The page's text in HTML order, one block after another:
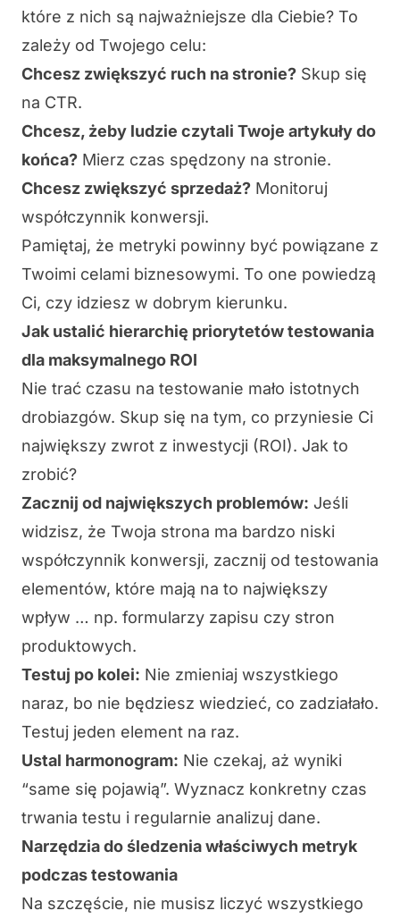
które z nich są najważniejsze dla Ciebie? To
zależy od Twojego celu:
Chcesz zwiększyć ruch na stronie? Skup się
na CTR.
Chcesz, żeby ludzie czytali Twoje artykuły do
końca? Mierz czas spędzony na stronie.
Chcesz zwiększyć sprzedaż? Monitoruj
współczynnik konwersji.
Pamiętaj, że metryki powinny być powiązane z
Twoimi celami biznesowymi. To one powiedzą
Ci, czy idziesz w dobrym kierunku.
Jak ustalić hierarchię priorytetów testowania
dla maksymalnego ROI
Nie trać czasu na testowanie mało istotnych
drobiazgów. Skup się na tym, co przyniesie Ci
największy zwrot z inwestycji (ROI). Jak to
zrobić?
Zacznij od największych problemów: Jeśli
widzisz, że Twoja strona ma bardzo niski
współczynnik konwersji, zacznij od testowania
elementów, które mają na to największy
wpływ … np. formularzy zapisu czy stron
produktowych.
Testuj po kolei: Nie zmieniaj wszystkiego
naraz, bo nie będziesz wiedzieć, co zadziałało.
Testuj jeden element na raz.
Ustal harmonogram: Nie czekaj, aż wyniki
“same się pojawią”. Wyznacz konkretny czas
trwania testu i regularnie analizuj dane.
Narzędzia do śledzenia właściwych metryk
podczas testowania
Na szczęście, nie musisz liczyć wszystkiego